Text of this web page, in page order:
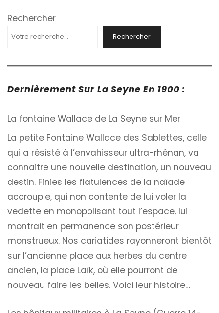
Rechercher
Rechercher
Dernièrement Sur La Seyne En 1900 :
La fontaine Wallace de La Seyne sur Mer
La petite Fontaine Wallace des Sablettes, celle
qui a résisté à l’envahisseur ultra-rhénan, va
connaitre une nouvelle destination, un nouveau
destin. Finies les flatulences de la naïade
accroupie, qui non contente de lui voler la
vedette en monopolisant tout l’espace, lui
montrait en permanence son postérieur
monstrueux. Nos cariatides rayonneront bientôt
sur l’ancienne place aux herbes du centre
ancien, la place Laïk, où elle pourront de
nouveau faire les belles. Voici leur histoire…